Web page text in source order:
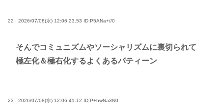
22 : 2026/07/08(水) 12:06:23.53 ID:P5ANa+//0
そんでコミュニズムやソーシャリズムに裏切られて
極左化＆極右化するよくあるパティーン
23 : 2026/07/08(水) 12:06:41.12 ID:P+hwNa3N0